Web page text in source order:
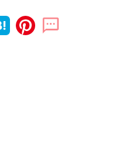
器洗いは全て機械におまか